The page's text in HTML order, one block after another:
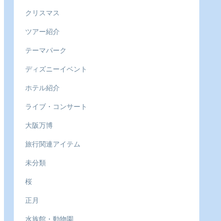
クリスマス
ツアー紹介
テーマパーク
ディズニーイベント
ホテル紹介
ライブ・コンサート
大阪万博
旅行関連アイテム
未分類
桜
正月
水族館・動物園